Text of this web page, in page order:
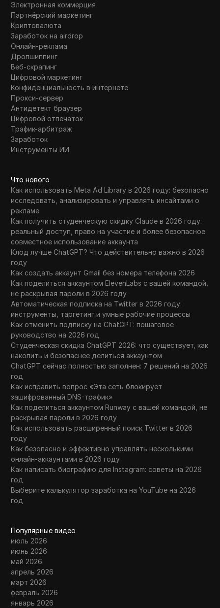
Электронная коммерция
Партнёрский маркетинг
Криптовалюта
Заработок на airdrop
Онлайн-реклама
Дропшиппинг
Веб-скрапинг
Цифровой маркетинг
Конфиденциальность в интернете
Прокси-сервер
Антидетект браузер
Цифровой отпечаток
Трафик-арбитраж
Заработок
Инструменты ИИ
Что нового
Как использовать Meta Ad Library в 2026 году: безопасно
исследовать, анализировать и управлять инсайтами о
рекламе
Как получить студенческую скидку Claude в 2026 году:
реальный доступ, право на участие и более безопасное
совместное использование аккаунта
Клод лучше ChatGPT? Что действительно важно в 2026
году
Как создать аккаунт Gmail без номера телефона 2026
Как поделиться аккаунтом ElevenLabs с вашей командой,
не раскрывая пароли в 2026 году
Автоматическая подписка на Twitter в 2026 году:
инструменты, таргетинг и умные рабочие процессы
Как отменить подписку на ChatGPT: пошаговое
руководство на 2026 год
Студенческая скидка ChatGPT 2026: что существует, как
накопить и безопаснее делиться аккаунтом
ChatGPT сейчас полностью заполнен: 7 решений на 2026
год
Как исправить вопрос «Эта сеть блокирует
зашифрованный DNS-трафик»
Как поделиться аккаунтом Runway с вашей командой, не
раскрывая пароли в 2026 году
Как использовать расширенный поиск Twitter в 2026
году
Как безопасно и эффективно управлять несколькими
онлайн-аккаунтами в 2026 году
Как написать биографию для Instagram: советы на 2026
год
Выберите калькулятор заработка на YouTube на 2026
год
Популярные видео
июль 2026
июнь 2026
май 2026
апрель 2026
март 2026
февраль 2026
январь 2026